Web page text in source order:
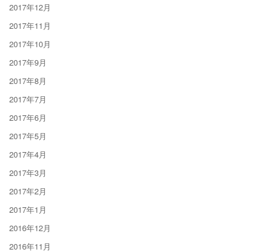
2017年12月
2017年11月
2017年10月
2017年9月
2017年8月
2017年7月
2017年6月
2017年5月
2017年4月
2017年3月
2017年2月
2017年1月
2016年12月
2016年11月